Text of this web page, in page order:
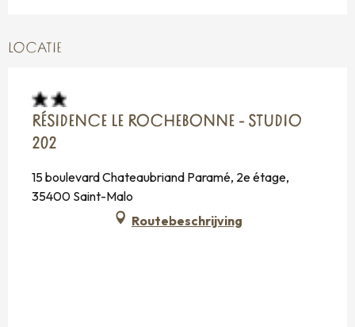
LOCATIE
RÉSIDENCE LE ROCHEBONNE - STUDIO
202
15 boulevard Chateaubriand Paramé, 2e étage,
35400 Saint-Malo
Routebeschrijving